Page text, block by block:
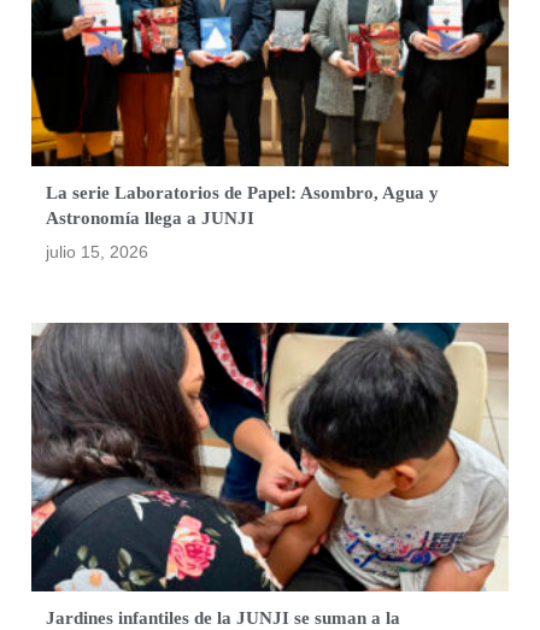
La serie Laboratorios de Papel: Asombro, Agua y
Astronomía llega a JUNJI
julio 15, 2026
Jardines infantiles de la JUNJI se suman a la